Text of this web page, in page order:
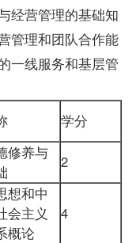
经营管理的基础知
管理和团队合作能
一线服务和基层管
学分
修养与
2
想和中
会主义
概论
4